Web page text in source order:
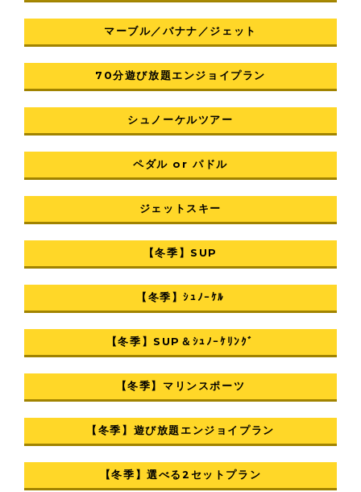
マーブル／バナナ／ジェット
70分遊び放題エンジョイプラン
シュノーケルツアー
ペダル or パドル
ジェットスキー
【冬季】SUP
【冬季】ｼｭﾉｰｹﾙ
【冬季】SUP＆ｼｭﾉｰｹﾘﾝｸﾞ
【冬季】マリンスポーツ
【冬季】遊び放題エンジョイプラン
【冬季】選べる2セットプラン